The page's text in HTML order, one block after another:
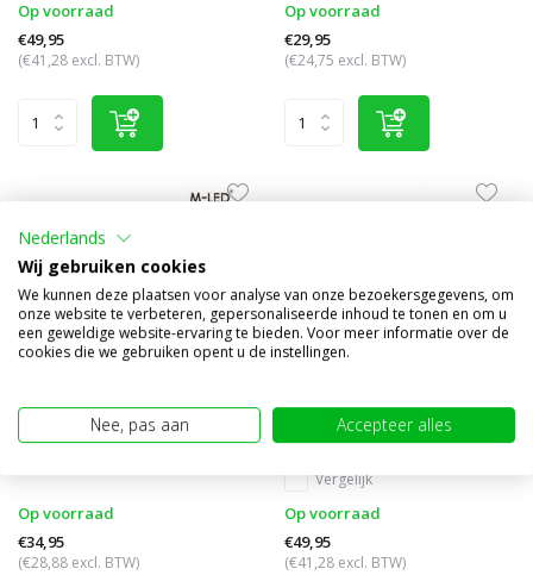
Op voorraad
€49,95
(€41,28 excl. BTW)
Op voorraad
€29,95
(€24,75 excl. BTW)
Flitser super dun 6 leds wit
Op voorraad
€34,95
(€28,88 excl. BTW)
Flitser met richtingaanwijzer
ultra dun wit
Vergelijk
Op voorraad
€49,95
(€41,28 excl. BTW)
Nederlands
Wij gebruiken cookies
We kunnen deze plaatsen voor analyse van onze bezoekersgegevens, om
onze website te verbeteren, gepersonaliseerde inhoud te tonen en om u
een geweldige website-ervaring te bieden. Voor meer informatie over de
cookies die we gebruiken opent u de instellingen.
Nee, pas aan Accepteer alles